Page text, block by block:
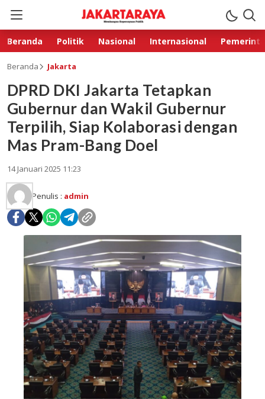
Beranda Politik Nasional Internasional
Beranda Jakarta
DPRD DKI Jakarta Tetapkan
Gubernur dan Wakil Gubernur
Terpilih, Siap Kolaborasi dengan
Mas Pram-Bang Doel
14 Januari 2025 11:23
Penulis : admin